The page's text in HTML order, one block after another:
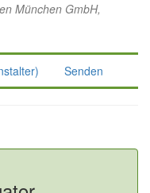
München GmbH,
Senden